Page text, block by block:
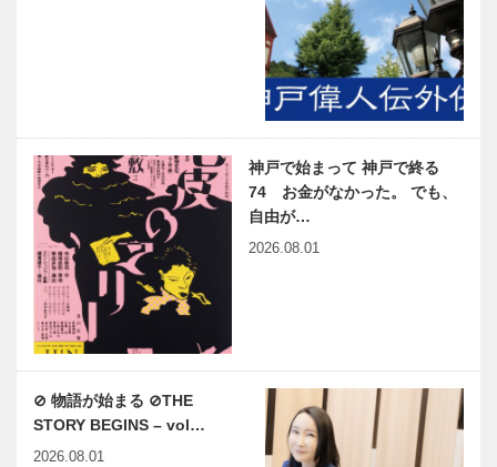
神戸で始まって 神戸で終る
74 お金がなかった。 でも、
自由が…
2026.08.01
⊘ 物語が始まる ⊘THE
STORY BEGINS – vol…
2026.08.01